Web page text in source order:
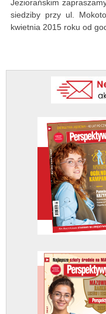
Jeziorańskim
siedziby przy ul.
kwietnia 2015 roku od